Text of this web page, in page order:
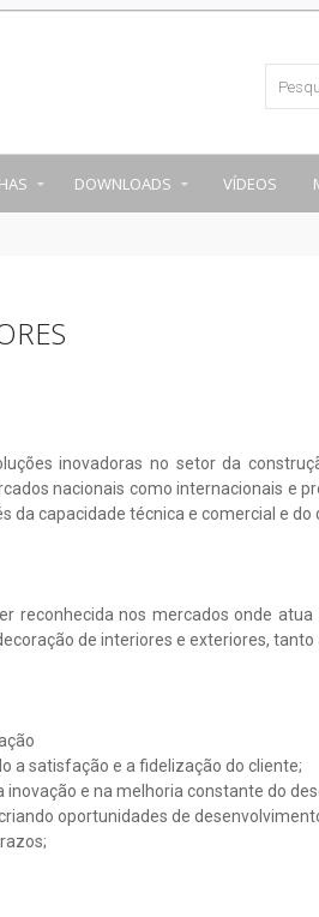
DOWNLOADS VÍDEOS
inovadoras no setor da
nacionais como internacionais e
da capacidade técnica e comercial e
reconhecida nos mercados onde
de interiores e exteriores, tanto
a satisfação e a fidelização do cliente;
inovação e na melhoria constante do
oportunidades de